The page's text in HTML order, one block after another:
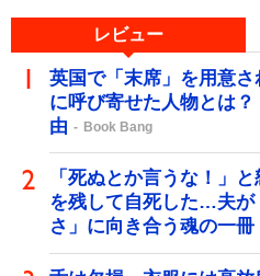
レビュー
英国で「末席」を用意さ
に呼び寄せた人物とは
由
Book Bang
「死ぬとか言うな！」
を残して自死した…夫が
さ」に向き合う魂の一冊